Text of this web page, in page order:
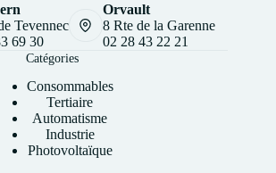
Tevennec
69 30
Orvault
8 Rte de la Garenne
02 28 43 22 21
Catégories
Consommables
Tertiaire
Automatisme
Industrie
Photovoltaïque